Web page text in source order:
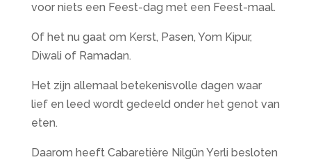
voor niets een Feest-dag met een Feest-maal.
Of het nu gaat om Kerst, Pasen, Yom Kipur,
Diwali of Ramadan.
Het zijn allemaal betekenisvolle dagen waar
lief en leed wordt gedeeld onder het genot van
eten.
Daarom heeft Cabaretière Nilgün Yerli besloten